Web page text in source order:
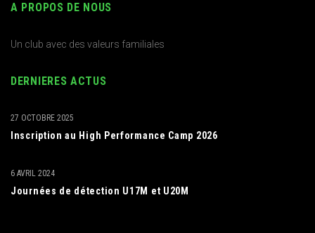
A PROPOS DE NOUS
Un club avec des valeurs familiales
DERNIERES ACTUS
Inscription au High Performance Camp 2026
27 OCTOBRE 2025
Journées de détection U17M et U20M
6 AVRIL 2024